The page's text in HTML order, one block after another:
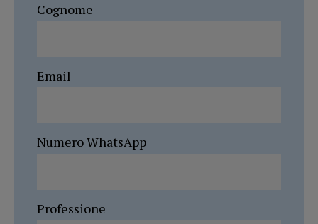
Cognome
Email
Numero WhatsApp
Professione